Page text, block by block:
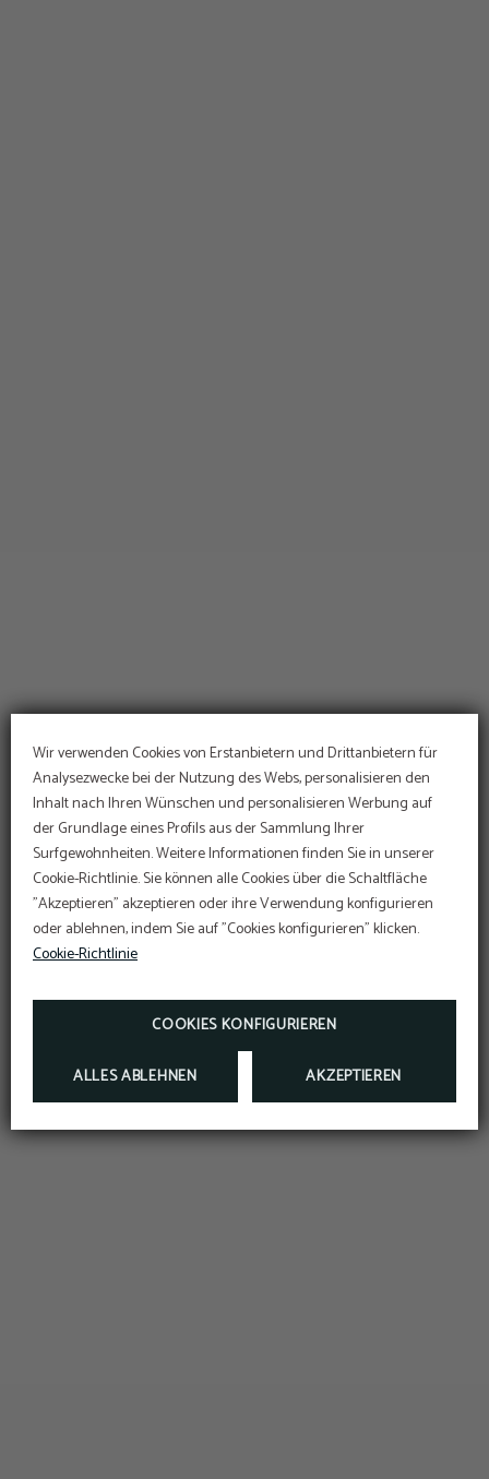
Wir verwenden Cookies von Erstanbietern und Drittanbietern für
Analysezwecke bei der Nutzung des Webs, personalisieren den
Inhalt nach Ihren Wünschen und personalisieren Werbung auf
der Grundlage eines Profils aus der Sammlung Ihrer
Surfgewohnheiten. Weitere Informationen finden Sie in unserer
Cookie-Richtlinie. Sie können alle Cookies über die Schaltfläche
"Akzeptieren" akzeptieren oder ihre Verwendung konfigurieren
oder ablehnen, indem Sie auf "Cookies konfigurieren" klicken.
Cookie-Richtlinie
COOKIES KONFIGURIEREN
ALLES ABLEHNEN AKZEPTIEREN
Führen Sie den Online-Check-in direkt über die
Website durch:
ONLINE CHECK-IN
ANGEBOT
Web-Rabatt
Erhalten Sie immer den besten Tarif auf unserer
Website.
10
Im Hotel Sant Jordi
engagieren wir uns für die
Erhaltung und den Schutz